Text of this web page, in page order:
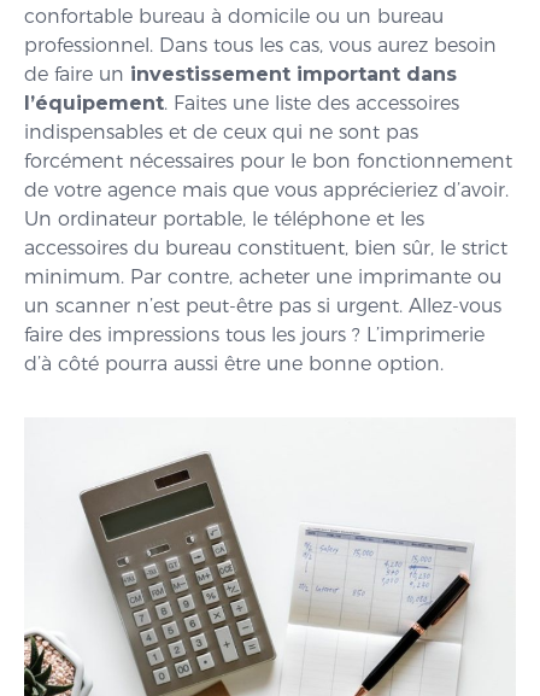
confortable bureau à domicile ou un bureau
professionnel. Dans tous les cas, vous aurez besoin
de faire un investissement important dans
l’équipement. Faites une liste des accessoires
indispensables et de ceux qui ne sont pas
forcément nécessaires pour le bon fonctionnement
de votre agence mais que vous apprécieriez d’avoir.
Un ordinateur portable, le téléphone et les
accessoires du bureau constituent, bien sûr, le strict
minimum. Par contre, acheter une imprimante ou
un scanner n’est peut-être pas si urgent. Allez-vous
faire des impressions tous les jours ? L’imprimerie
d’à côté pourra aussi être une bonne option.